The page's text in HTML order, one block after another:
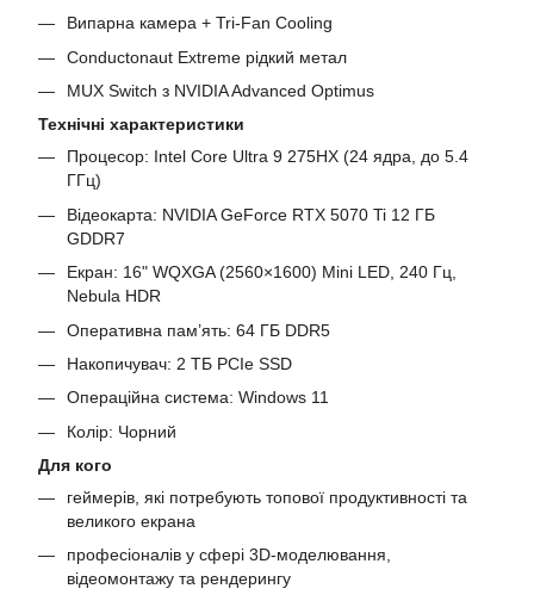
Випарна камера + Tri-Fan Cooling
Conductonaut Extreme рідкий метал
MUX Switch з NVIDIA Advanced Optimus
Технічні характеристики
Процесор: Intel Core Ultra 9 275HX (24 ядра, до 5.4
ГГц)
Відеокарта: NVIDIA GeForce RTX 5070 Ti 12 ГБ
GDDR7
Екран: 16" WQXGA (2560×1600) Mini LED, 240 Гц,
Nebula HDR
Оперативна пам’ять: 64 ГБ DDR5
Накопичувач: 2 ТБ PCIe SSD
Операційна система: Windows 11
Колір: Чорний
Для кого
геймерів, які потребують топової продуктивності та
великого екрана
професіоналів у сфері 3D-моделювання,
відеомонтажу та рендерингу